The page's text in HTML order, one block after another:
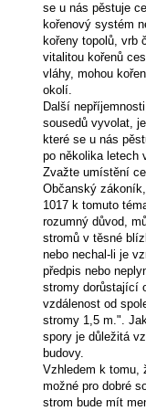
se u nás pěstuje
kořenový systém
kořeny topolů, vrb
vitalitou kořenů
vláhy, mohou
okolí.
Další
sousedů vyvolat,
které se u nás
po několika letech
Zvažte umístění
Občanský
1017 k tomuto
rozumný důvod,
stromů v těsné
nebo nechal-li je
předpis nebo
stromy dorůstající
vzdálenost od
stromy 1,5 m.".
spory je důležitá
budovy.
Vzhledem k tomu,
možné pro dobré
strom bude mít